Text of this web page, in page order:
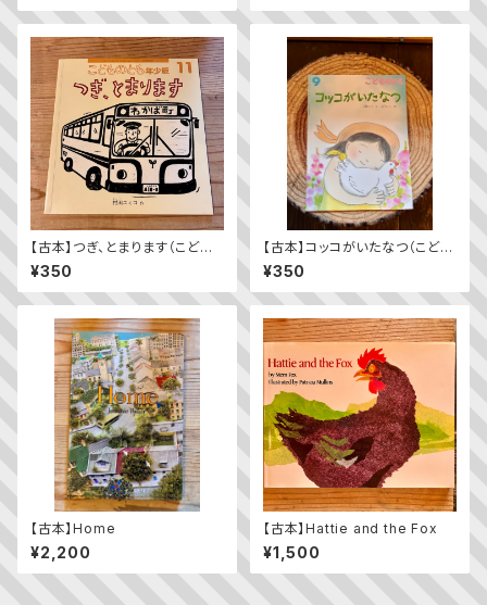
【古本】つぎ、とまります（こども
のとも年少版 2009年11月
号）（第392号）
¥350
【古本】コッコがいたなつ（こども
のとも2023年9月号）
¥350
【古本】Home
¥2,200
【古本】Hattie and the Fox
¥1,500